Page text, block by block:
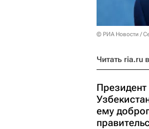
© РИА Новости /
Читать ria.ru в
ему